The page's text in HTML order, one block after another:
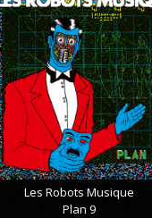
Les Robots Musique
Plan 9